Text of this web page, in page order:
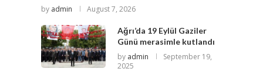
by admin August 7, 2026
Ağrı’da 19 Eylül Gaziler
Günü merasimle kutlandı
by admin
September 19,
2025